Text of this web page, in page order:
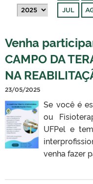
PORTARIAS
JUL
Venha
CAMPO DA
NA
23/05/2025
Se você é
ou
UFPel e
venha fazer